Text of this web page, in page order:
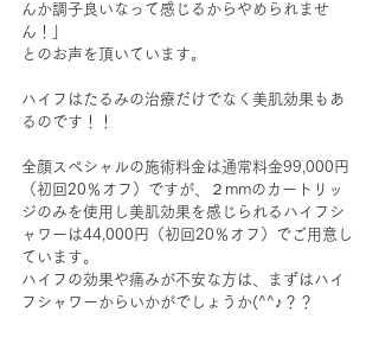
んか調子良いなって感じるからやめられませ
ん！」
とのお声を頂いています。
ハイフはたるみの治療だけでなく美肌効果もあ
るのです！！
全顔スペシャルの施術料金は通常料金99,000円
（初回20％オフ）ですが、２mmのカートリッ
ジのみを使用し美肌効果を感じられるハイフシ
ャワーは44,000円（初回20％オフ）でご用意し
ています。
ハイフの効果や痛みが不安な方は、まずはハイ
フシャワーからいかがでしょうか(^^♪？？